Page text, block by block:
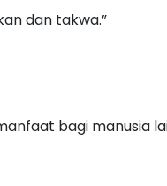
dan takwa.”
bagi manusia